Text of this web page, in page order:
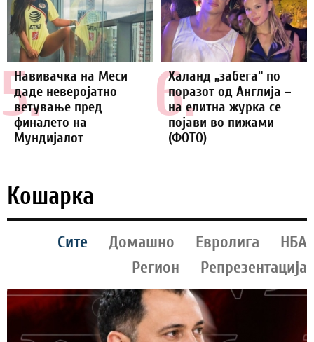
5.
Навивачка на Меси
даде неверојатно
ветување пред
финалето на
Мундијалот
6.
Халанд „забега“ по
поразот од Англија –
на елитна журка се
појави во пижами
(ФОТО)
Кошарка
Сите Домашно Евролига
НБА
Регион
Репрезентација